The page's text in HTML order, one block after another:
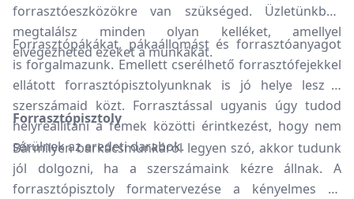
forrasztóeszközökre van szükséged. Üzletünkben
megtalálsz minden olyan kelléket, amellyel
elvégezheted ezeket a munkákat.
Forrasztópákákat, pákaállomást és forrasztóanyagot
is forgalmazunk. Emellett cserélhető forrasztófejekkel
ellátott forrasztópisztolyunknak is jó helye lesz a
szerszámaid közt. Forrasztással ugyanis úgy tudod
helyreállítani a fémek közötti érintkezést, hogy nem
sérülnek az eredeti darabok.
Forrasztópisztoly
Bármilyen barkácsmunkáról legyen szó, akkor tudunk
jól dolgozni, ha a szerszámaink kézre állnak. A
forrasztópisztoly formatervezése a kényelmes és